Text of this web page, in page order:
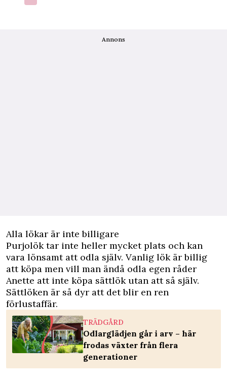
Annons
Alla lökar är inte billigare
Purjolök tar inte heller mycket plats och kan
vara lönsamt att odla själv. Vanlig lök är billig
att köpa men vill man ändå odla egen råder
Anette att inte köpa sättlök utan att så själv.
Sättlöken är så dyr att det blir en ren
förlustaffär.
TRÄDGÅRD
Odlarglädjen går i arv – här
frodas växter från flera
generationer